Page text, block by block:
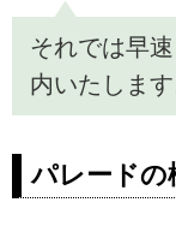
それでは早
内いたします
パレード